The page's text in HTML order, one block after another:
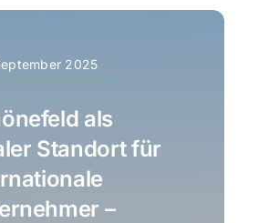
2025
als
Standort für
–